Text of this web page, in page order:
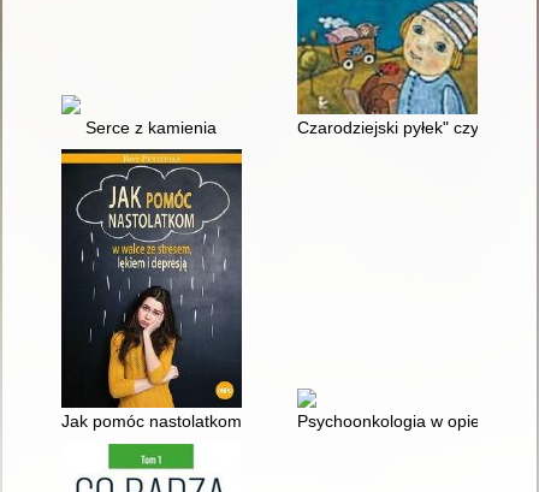
Serce z kamienia Czarodziejski pyłek" czyli
Jak pomóc nastolatkom : w walce ze stresem, lękiem i
Psychoonkologia w opiece